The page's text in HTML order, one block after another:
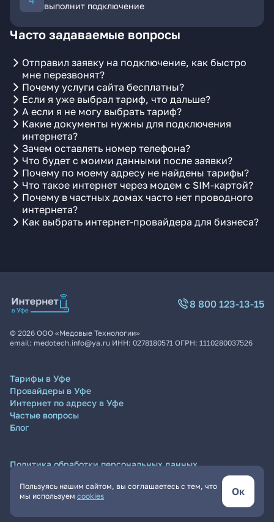
выполнит подключение
Часто задаваемые вопросы
Отправил заявку на подключение, как быстро
мне перезвонят?
Почему услуги сайта бесплатны?
Если я уже выбрал тариф, что дальше?
А если я не могу выбрать тариф?
Какие документы нужны для подключения
интернета?
Зачем оставлять номер телефона?
Что будет с моими данными после заявки?
Почему по моему адресу не найдены тарифы?
Что такое интернет через модем с SIM-картой?
Почему в частных домах часто нет проводного
интернета?
Как выбрать интернет-провайдера для бизнеса?
Пользуясь нашим сайтом, вы соглашаетесь с тем, что
мы используем cookies Ок
8 800 123-13-15
© 2026 ООО «Медовые Технологии»
email: medotech.info@ya.ru ИНН: 0278180571 ОГРН: 1110280037526
Тарифы в Уфе
Провайдеры в Уфе
Интернет по адресу в Уфе
Частые вопросы
Блог
Политика обработки персональных данных
Пользовательское соглашение